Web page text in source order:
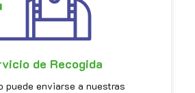
de Recogida
puede enviarse a nuestras